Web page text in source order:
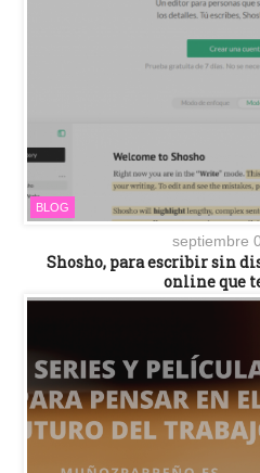
BLOG
septiembre
Shosho, para escribir sin
online que